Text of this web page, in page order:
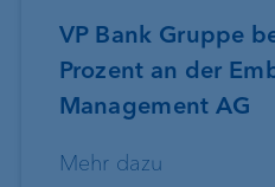
VP Bank Gruppe
Prozent an der
Management AG
Mehr dazu